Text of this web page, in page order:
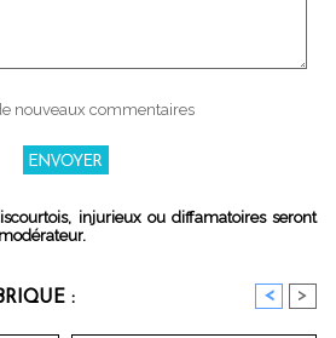
nouveaux commentaires
injurieux ou diffamatoires seront
: < >